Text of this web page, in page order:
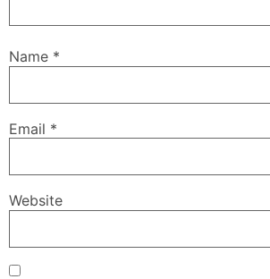
Name *
Email *
Website